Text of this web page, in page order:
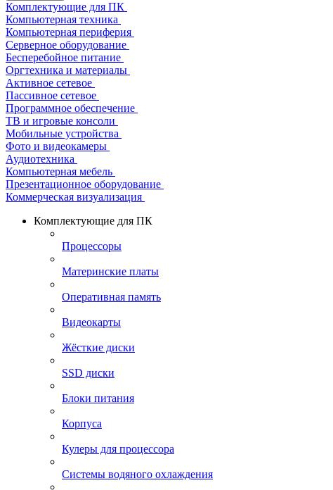
Комплектующие для ПК
Компьютерная техника
Компьютерная периферия
Серверное оборудование
Бесперебойное питание
Оргтехника и материалы
Активное сетевое
Пассивное сетевое
Программное обеспечение
ТВ и игровые консоли
Мобильные устройства
Фото и видеокамеры
Аудиотехника
Компьютерная мебель
Презентационное оборудование
Коммерческая визуализация
Комплектующие для ПК
Процессоры
Материнские платы
Оперативная память
Видеокарты
Жёсткие диски
SSD диски
Блоки питания
Корпуса
Кулеры для процессора
Системы водяного охлаждения